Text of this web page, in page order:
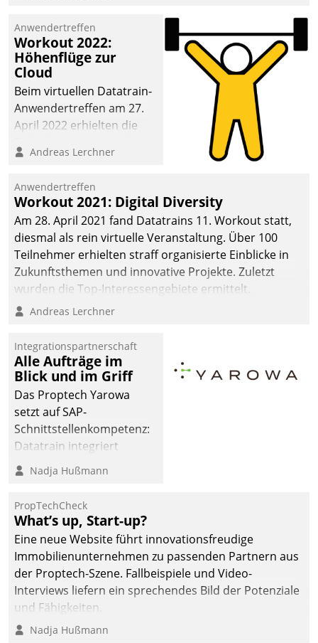
Anwendertreffen
Workout 2022:
Höhenflüge zur
Cloud
Beim virtuellen Datatrain-
Anwendertreffen am 27.
April 2022 erhielten die
Teilnehmer kurzweilige
Cloud-Strategien und -
Lösungen mit hohem
Zukunftspotenzial.
Andreas Lerchner
Anwendertreffen
Workout 2021: Digital Diversity
Am 28. April 2021 fand Datatrains 11. Workout statt,
diesmal als rein virtuelle Veranstaltung. Über 100
Teilnehmer erhielten straff organisierte Einblicke in
Zukunftsthemen und innovative Projekte. Zuletzt
wurden die Top-Interessengebiete ermittelt.
Andreas Lerchner
Integrationspartnerschaft
Alle Aufträge im
Blick und im Griff
Das Proptech Yarowa
setzt auf SAP-
Schnittstellenkompetenz:
Datatrain integriert
Yarowas Portal zur
Vergabe und Verwaltung
operativen
Instandhaltung in die
SAP-Systemlandschaft
deutscher
Wohnungsunternehmen
– und beschleunigt damit
Mieteranliegen zum
Nadja Hußmann
PropTechCheck
What’s up, Start-up?
Eine neue Website führt innovationsfreudige
Immobilienunternehmen zu passenden Partnern aus
der Proptech-Szene. Fallbeispiele und Video-
Interviews liefern ein sprechendes Bild der Potenziale
und Fähigkeiten.
Nadja Hußmann